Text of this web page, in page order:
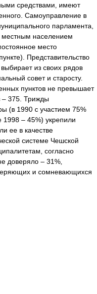
средствами, имеют
Самоуправление в
парламента,
местным населением
место
Представительство
из своих рядов
совет и старосту.
пунктов не превышает
– 375. Трижды
(в 1990 с участием 75%
1998 – 45%) укрепили
ее в качестве
системе Чешской
согласно
доверяло – 31%,
и сомневающихся